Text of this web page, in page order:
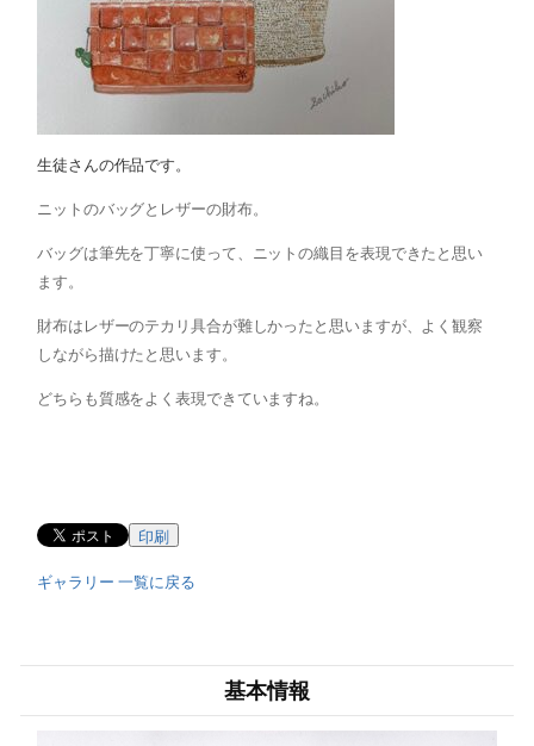
生徒さんの作品です。
ニットのバッグとレザーの財布。
バッグは筆先を丁寧に使って、ニットの織目を表現できたと思い
ます。
財布はレザーのテカリ具合が難しかったと思いますが、よく観察
しながら描けたと思います。
どちらも質感をよく表現できていますね。
印刷
ギャラリー 一覧に戻る
基本情報